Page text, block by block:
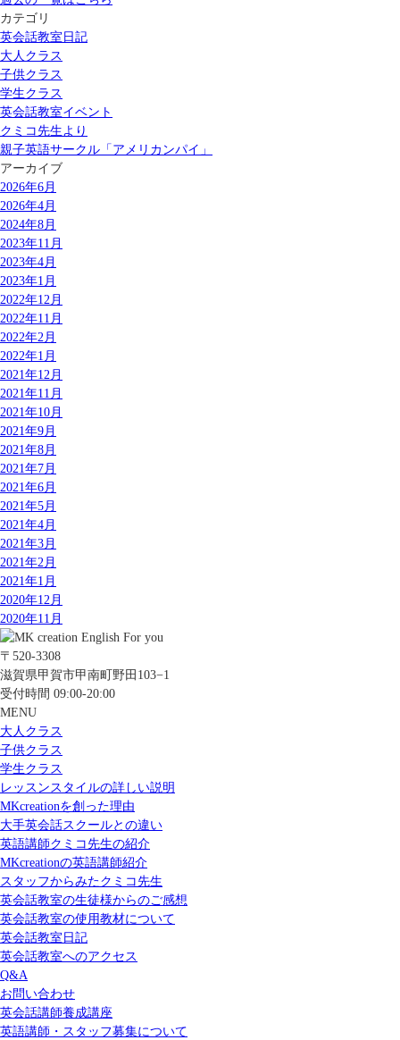
カテゴリ
英会話教室日記
大人クラス
子供クラス
学生クラス
英会話教室イベント
クミコ先生より
親子英語サークル「アメリカンパイ」
アーカイブ
2026年6月
2026年4月
2024年8月
2023年11月
2023年4月
2023年1月
2022年12月
2022年11月
2022年2月
2022年1月
2021年12月
2021年11月
2021年10月
2021年9月
2021年8月
2021年7月
2021年6月
2021年5月
2021年4月
2021年3月
2021年2月
2021年1月
2020年12月
2020年11月
〒520-3308
滋賀県甲賀市甲南町野田103−1
受付時間 09:00-20:00
MENU
大人クラス
子供クラス
学生クラス
レッスンスタイルの詳しい説明
MKcreationを創った理由
大手英会話スクールとの違い
英語講師クミコ先生の紹介
MKcreationの英語講師紹介
スタッフからみたクミコ先生
英会話教室の生徒様からのご感想
英会話教室の使用教材について
英会話教室日記
英会話教室へのアクセス
Q&A
お問い合わせ
英会話講師養成講座
英語講師・スタッフ募集について